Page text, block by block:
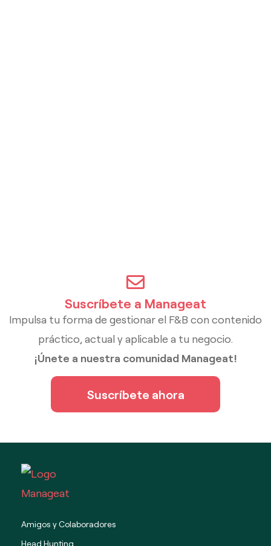
Suscríbete a Manageat
Impulsa tu forma de gestionar el F&B con contenido
práctico, actual y aplicable a tu negocio.
¡Únete a nuestra comunidad Manageat!
Suscríbete ahora
Amigos y Colaboradores
Head Hunting